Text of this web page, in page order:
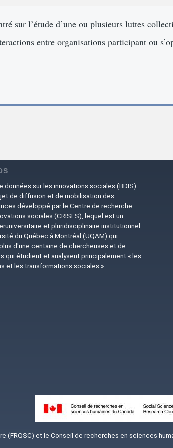
sur l’étude d’une ou plusieurs luttes
entre organisations participant ou
données sur les innovations sociales (BDIS)
de diffusion et de mobilisation des
développé par le Centre de recherche
sociales (CRISES), lequel est un
et pluridisciplinaire institutionnel
du Québec à Montréal (UQAM) qui
d'une centaine de chercheuses et de
qui étudient et analysent principalement « les
et les transformations sociales ».
Image
(FRQSC) et le Conseil de recherches en sciences